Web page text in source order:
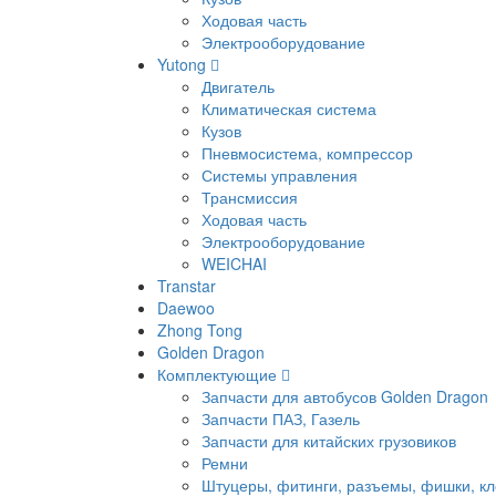
Ходовая часть
Электрооборудование
Yutong
Двигатель
Климатическая система
Кузов
Пневмосистема, компрессор
Системы управления
Трансмиссия
Ходовая часть
Электрооборудование
WEICHAI
Transtar
Daewoo
Zhong Tong
Golden Dragon
Комплектующие
Запчасти для автобусов Golden Dragon
Запчасти ПАЗ, Газель
Запчасти для китайских грузовиков
Ремни
Штуцеры, фитинги, разъемы, фишки,